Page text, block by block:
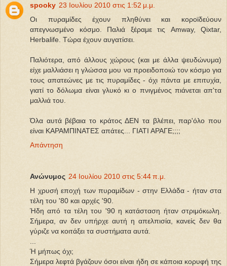
spooky 23 Ιουλίου 2010 στις 1:52 μ.μ.
Οι πυραμίδες έχουν πληθύνει και κοροϊδεύουν
απεγνωσμένο κόσμο. Παλιά ξέραμε τις Amway, Qixtar,
Herbalife. Τώρα έχουν αυγατίσει.
Παλιότερα, από άλλους χώρους (και με άλλα ψευδώνυμα)
είχε μαλλιάσει η γλώσσα μου να προειδοποιώ τον κόσμο για
τους απατεώνες με τις πυραμίδες - όχι πάντα με επιτυχία,
γιατί το δόλωμα είναι γλυκό κι ο πνιγμένος πιάνεται απ'τα
μαλλιά του.
Όλα αυτά βέβαια το κράτος ΔΕΝ τα βλέπει, παρ'όλο που
είναι ΚΑΡΑΜΠΙΝΑΤΕΣ απάτες... ΓΙΑΤΙ ΑΡΑΓΕ;;;;
Απάντηση
Ανώνυμος 24 Ιουλίου 2010 στις 5:44 π.μ.
Η χρυσή εποχή των πυραμίδων - στην Ελλάδα - ήταν στα
τέλη του '80 και αρχές '90.
Ήδη από τα τέλη του '90 η κατάσταση ήταν στριμόκωλη.
Σήμερα, αν δεν υπήρχε αυτή η απελπισία, κανείς δεν θα
γύριζε να κοιτάξει τα συστήματα αυτά.
Ή μήπως όχι;
Σήμερα λεφτά βγάζουν όσοι είναι ήδη σε κάποια κορυφή της